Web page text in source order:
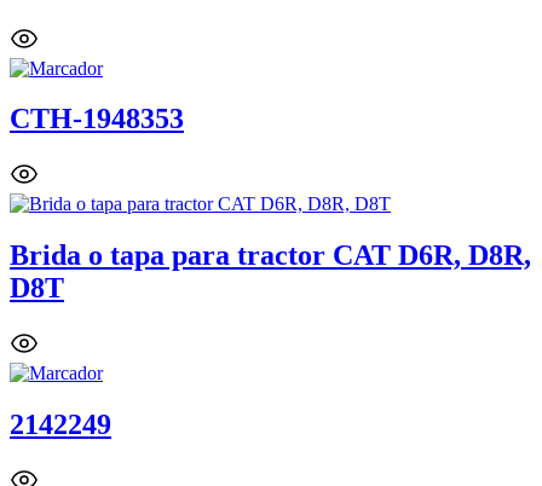
CTH-1948353
Brida o tapa para tractor CAT D6R, D8R,
D8T
2142249